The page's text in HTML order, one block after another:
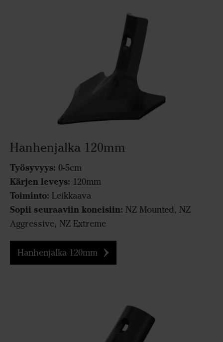
Hanhenjalka 120mm
Työsyvyys: 0-5cm
Kärjen leveys: 120mm
Toiminto: Leikkaava
Sopii seuraaviin koneisiin: NZ Mounted, NZ
Aggressive, NZ Extreme
Hanhenjalka 120mm